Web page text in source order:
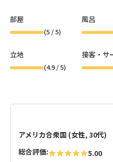
部屋
(5 / 5)
風呂
立地
(4.9 / 5)
接客・サ
アメリカ合衆国 (女性, 30代)
総合評価:
5.00